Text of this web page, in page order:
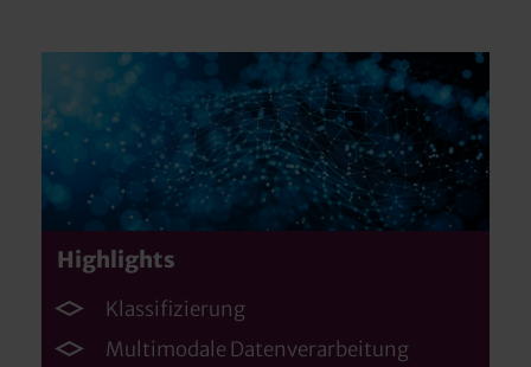
Highlights
Klassifizierung
Multimodale Datenverarbeitung